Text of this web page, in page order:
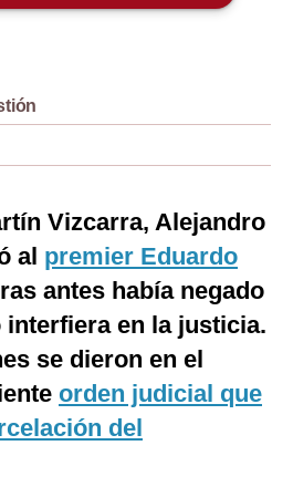
Vizcarra, Alejandro
al premier Eduardo
antes había negado
interfiera en la justicia.
se dieron en el
orden judicial que
del